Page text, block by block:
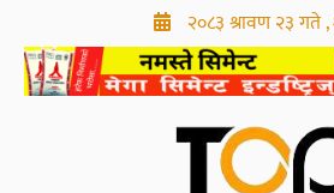
२०८३ श्रावण २३ गते ,